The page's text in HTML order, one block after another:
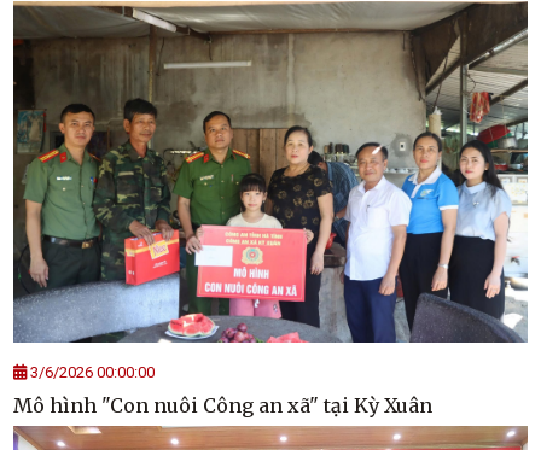
3/6/2026 00:00:00
Mô hình "Con nuôi Công an xã" tại Kỳ Xuân